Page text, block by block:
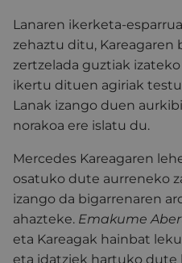
Lanaren ikerketa-
zehaztu ditu, Kareagaren
zertzelada guztiak
ikertu dituen agiriak
Lanak izango duen
norakoa ere islatu du.
Mercedes Kareagaren
osatuko dute aurreneko
izango da bigarrenaren
ahazteke. Emakume
eta Kareagak hainbat
eta idatziek hartuko dute